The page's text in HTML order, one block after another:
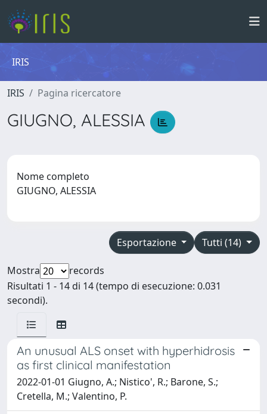
IRIS
IRIS Pagina ricercatore
GIUGNO, ALESSIA
Nome completo
GIUGNO, ALESSIA
Tutti (14)
Esportazione
Mostra
records
Risultati 1 - 14 di 14 (tempo di esecuzione: 0.031
secondi).
An unusual ALS onset with hyperhidrosis
as first clinical manifestation
2022-01-01 Giugno, A.; Nistico', R.; Barone, S.;
Cretella, M.; Valentino, P.